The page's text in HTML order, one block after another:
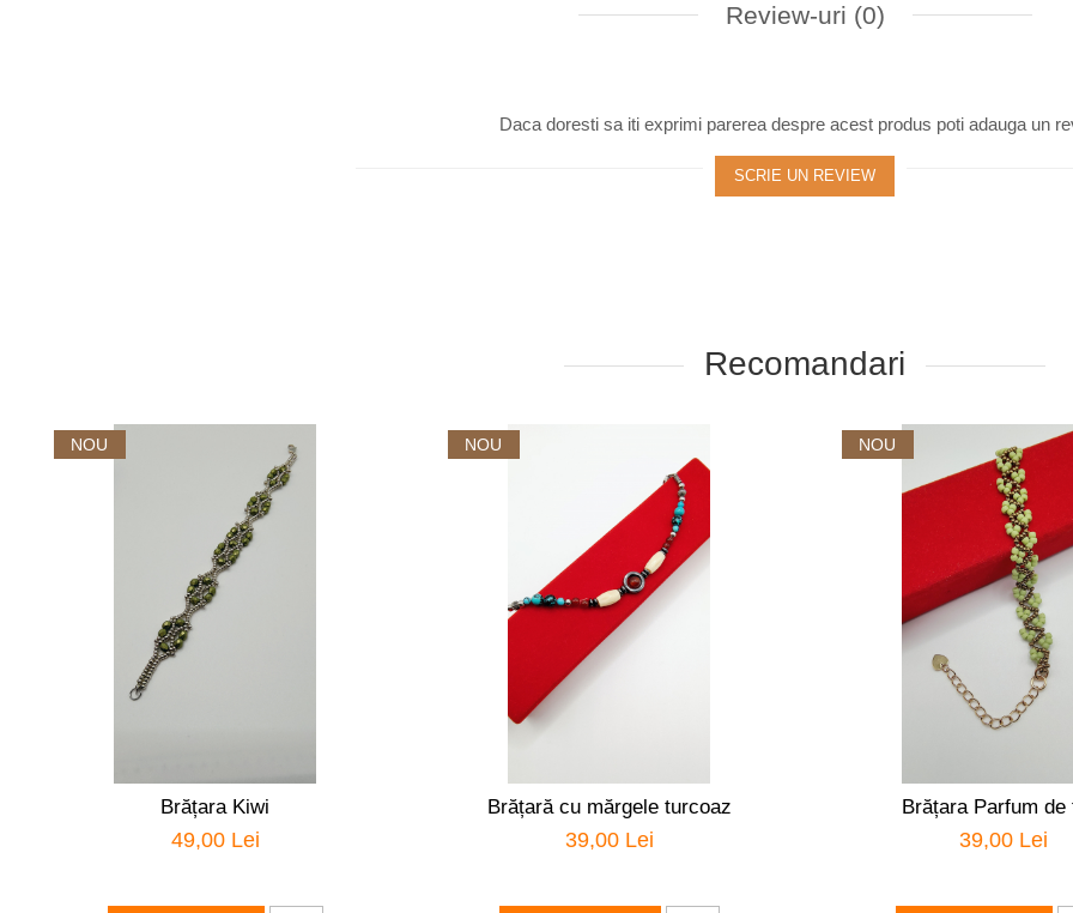
Review-uri (0)
Daca doresti sa iti exprimi parerea despre acest produs poti adauga un
SCRIE UN REVIEW
Recomandari
NOU
Brățara Kiwi
49,00 Lei
NOU
Brățară cu mărgele turcoaz
39,00 Lei
NOU
Brățara Parfum de
39,00 Lei